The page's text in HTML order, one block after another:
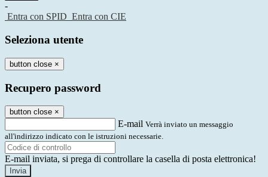
-
Entra con SPID Entra con CIE
Seleziona utente
button close ×
Recupero password
button close ×
E-mail Verrà inviato un messaggio
all'indirizzo indicato con le istruzioni necessarie.
E-mail inviata, si prega di controllare la casella di posta elettronica!